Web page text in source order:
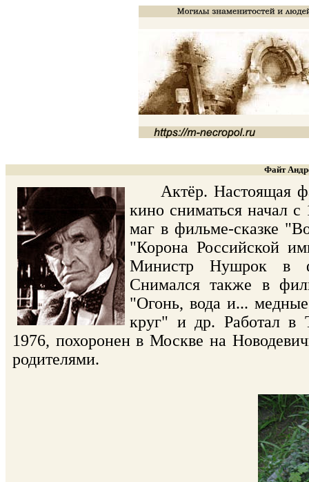
Файт
Актёр. Настоящая
кино сниматься начал
маг в фильме-сказке
"Корона Российской
Министр Нушрок в
Снимался также в
"Огонь, вода и...
круг" и др. Работал в
1976, похоронен в Москве на
родителями.